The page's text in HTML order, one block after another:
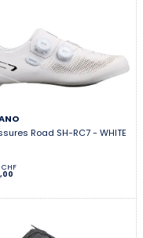
Road SH-RC7 - WHITE
,00
CHF